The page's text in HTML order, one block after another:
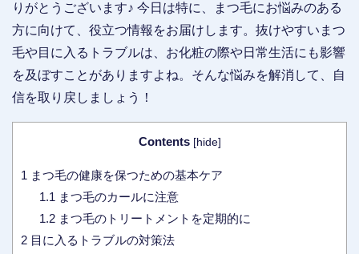
りがとうございます♪ 今日は特に、まつ毛にお悩みのある
方に向けて、役立つ情報をお届けします。抜けやすいまつ
毛や目に入るトラブルは、お化粧の際や日常生活にも影響
を及ぼすことがありますよね。そんな悩みを解消して、自
信を取り戻しましょう！
Contents [hide]
1 まつ毛の健康を保つための基本ケア
1.1 まつ毛のカールに注意
1.2まつ毛のトリートメントを定期的に
2 目に入るトラブルの対策法